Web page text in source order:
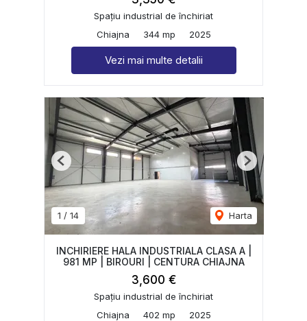
Spațiu industrial de închiriat
Chiajna
344 mp 2025
Vezi mai multe detalii
1 / 14 Harta
Previous Next
INCHIRIERE HALA INDUSTRIALA CLASA A |
981 MP | BIROURI | CENTURA CHIAJNA
3,600 €
Spațiu industrial de închiriat
Chiajna
402 mp 2025